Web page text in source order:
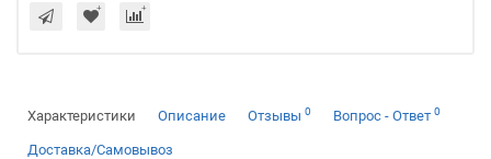
Характеристики Описание Отзывы 0 Вопрос - Ответ 0
Доставка/Самовывоз